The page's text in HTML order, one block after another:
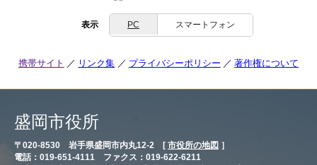
表示 PC スマートフォン
携帯サイト リンク集 プライバシーポリシー 著作権について
盛岡市役所
〒020-8530 岩手県盛岡市内丸12-2 [ 市役所の地図 ］
電話：019-651-4111 ファクス：019-622-6211